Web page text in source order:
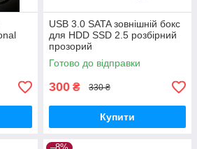
USB 3.0 SATA зовнішній бокс
для HDD SSD 2.5 розбірний
прозорий
Готово до відправки
300 ₴ 330 ₴
Купити